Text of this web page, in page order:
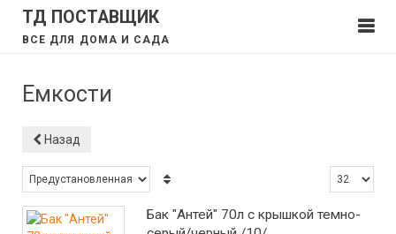
ТД ПОСТАВЩИК
ВСЕ ДЛЯ ДОМА И САДА
Емкости
Назад
Бак "Антей" 70л с крышкой темно-